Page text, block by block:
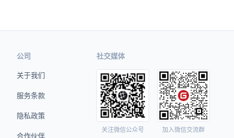
公司
关于我们
服务条款
隐私政策
合作伙伴
社交媒体
关注微信公众号 加入微信交流群